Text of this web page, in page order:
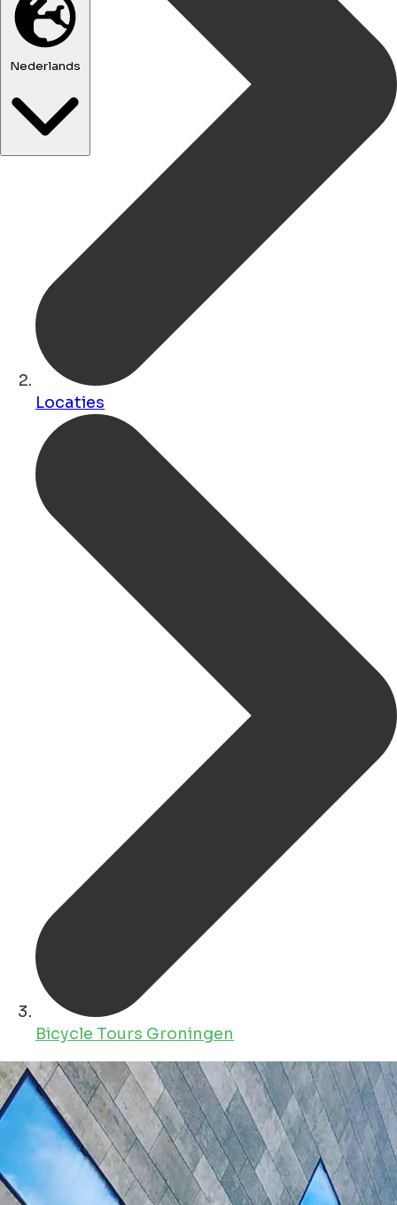
Nederlands
Locaties
Bicycle Tours Groningen